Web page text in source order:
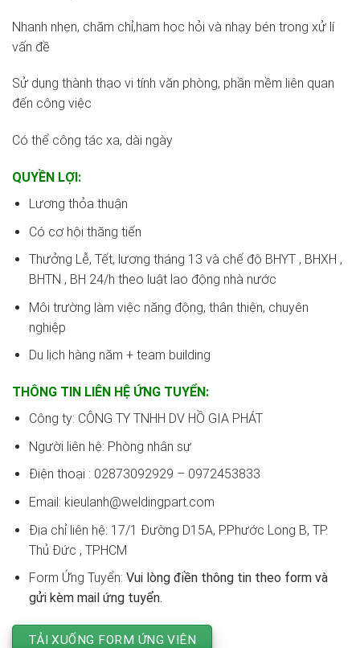
Nhanh nhẹn, chăm chỉ,ham học hỏi và nhạy bén trong xử lí
vấn đề
Sử dụng thành thạo vi tính văn phòng, phần mềm liên quan
đến công việc
Có thể công tác xa, dài ngày
QUYỀN LỢI:
Lương thỏa thuận
Có cơ hội thăng tiến
Thưởng Lễ, Tết, lương tháng 13 và chế độ BHYT , BHXH ,
BHTN , BH 24/h theo luật lao động nhà nước
Môi trường làm việc năng động, thân thiện, chuyên
nghiệp
Du lịch hàng năm + team building
THÔNG TIN LIÊN HỆ ỨNG TUYỂN:
Công ty: CÔNG TY TNHH DV HỒ GIA PHÁT
Người liên hệ: Phòng nhân sự
Điện thoại : 02873092929 – 0972453833
Email: kieulanh@weldingpart.com
Địa chỉ liên hệ: 17/1 Đường D15A, P.Phước Long B, TP.
Thủ Đức , TPHCM
Form Ứng Tuyển: Vui lòng điền thông tin theo form và
gửi kèm mail ứng tuyển.
TẢI XUỐNG FORM ỨNG VIÊN